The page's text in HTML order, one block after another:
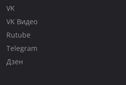
VK
VK Видео
Rutube
Telegram
Дзен